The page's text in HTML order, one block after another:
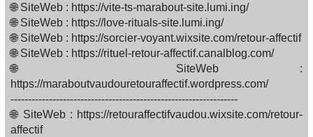
🌐 SiteWeb : https://vite-ts-marabout-site.lumi.ing/
🌐 SiteWeb : https://love-rituals-site.lumi.ing/
🌐 SiteWeb : https://sorcier-voyant.wixsite.com/retour-affectif
🌐 SiteWeb : https://rituel-retour-affectif.canalblog.com/
🌐 SiteWeb :
https://maraboutvaudouretouraffectif.wordpress.com/
-----------------------------------------------------------------
🌐 SiteWeb : https://retouraffectifvaudou.wixsite.com/retour-
affectif